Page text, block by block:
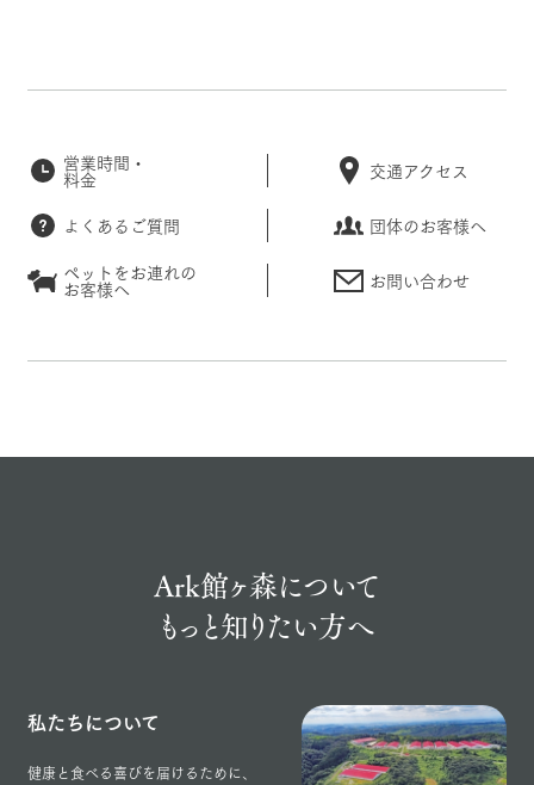
営業時間・
料金 交通アクセス
よくあるご質問
団体のお客様へ
ペットをお連れの
お客様へ お問い合わせ
Ark館ヶ森について
もっと知りたい方へ
私たちについて
健康と食べる喜びを届けるために、